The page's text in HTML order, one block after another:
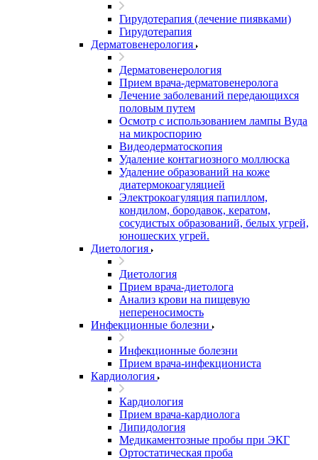
Гирудотерапия (лечение пиявками)
Гирудотерапия
Дерматовенерология
Дерматовенерология
Прием врача-дерматовенеролога
Лечение заболеваний передающихся
половым путем
Осмотр с использованием лампы Вуда
на микроспорию
Видеодерматоскопия
Удаление контагиозного моллюска
Удаление образований на коже
диатермокоагуляцией
Электрокоагуляция папиллом,
кондилом, бородавок, кератом,
сосудистых образований, белых угрей,
юношеских угрей.
Диетология
Диетология
Прием врача-диетолога
Анализ крови на пищевую
непереносимость
Инфекционные болезни
Инфекционные болезни
Прием врача-инфекциониста
Кардиология
Кардиология
Прием врача-кардиолога
Липидология
Медикаментозные пробы при ЭКГ
Ортостатическая проба